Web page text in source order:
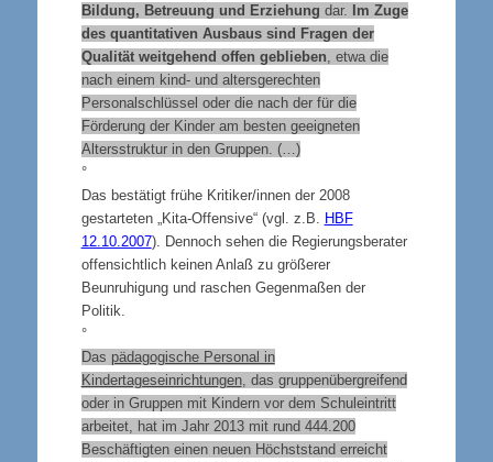
Bildung, Betreuung und Erziehung dar. Im Zuge
des quantitativen Ausbaus sind Fragen der
Qualität weitgehend offen geblieben , etwa die
nach einem kind- und altersgerechten
Personalschlüssel oder die nach der für die
Förderung der Kinder am besten geeigneten
Altersstruktur in den Gruppen. (…)
°
Das bestätigt frühe Kritiker/innen der 2008
gestarteten „Kita-Offensive“ (vgl. z.B. HBF
12.10.2007). Dennoch sehen die Regierungsberater
offensichtlich keinen Anlaß zu größerer
Beunruhigung und raschen Gegenmaßen der
Politik.
°
Das pädagogische Personal in
Kindertageseinrichtungen, das gruppenübergreifend
oder in Gruppen mit Kindern vor dem Schuleintritt
arbeitet, hat im Jahr 2013 mit rund 444.200
Beschäftigten einen neuen Höchststand erreicht